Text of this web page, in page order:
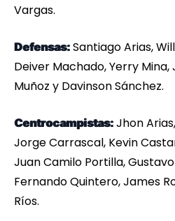
Vargas.
Defensas: Santiago Arias,
Deiver Machado, Yerry Mina,
Muñoz y Davinson Sánchez.
Centrocampistas: Jhon
Jorge Carrascal, Kevin
Juan Camilo Portilla,
Fernando Quintero, James
Ríos.